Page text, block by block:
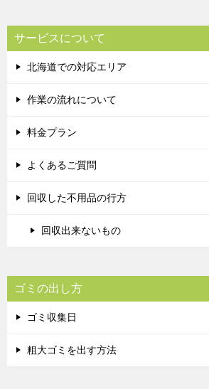
サービスについて
北海道での対応エリア
作業の流れについて
料金プラン
よくあるご質問
回収した不用品の行方
回収出来ないもの
ゴミの出し方
ゴミ収集日
粗大ゴミを出す方法